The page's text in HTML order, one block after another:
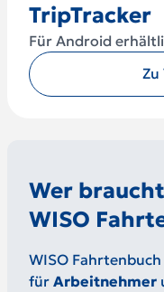
TripTracker
Für Android
Zu
Wer braucht
WISO
WISO
für Arbeitnehmer